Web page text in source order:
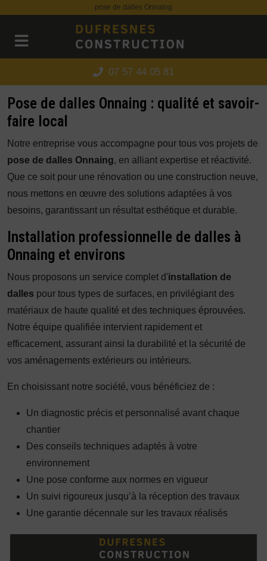
pose de dalles Onnaing
07 57 44 05 81
Pose de dalles Onnaing : qualité et savoir-
faire local
Notre entreprise vous accompagne pour tous vos projets de
pose de dalles Onnaing, en alliant expertise et réactivité.
Que ce soit pour une rénovation ou une construction neuve,
nous mettons en œuvre des solutions adaptées à vos
besoins, garantissant un résultat esthétique et durable.
Installation professionnelle de dalles à
Onnaing et environs
Nous proposons un service complet d'installation de
dalles pour tous types de surfaces, en privilégiant des
matériaux de haute qualité et des techniques éprouvées.
Notre équipe qualifiée intervient rapidement et
efficacement, assurant ainsi la durabilité et la sécurité de
vos aménagements extérieurs ou intérieurs.
En choisissant notre société, vous bénéficiez de :
Un diagnostic précis et personnalisé avant chaque
chantier
Des conseils techniques adaptés à votre
environnement
Une pose conforme aux normes en vigueur
Un suivi rigoureux jusqu’à la réception des travaux
Une garantie décennale sur les travaux réalisés
Panneau de gestion des cookies